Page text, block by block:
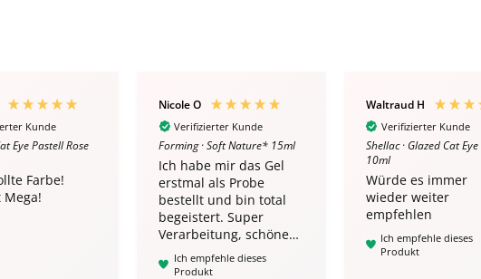
Kunde
Eye Pastell Rose
Farbe!
Nicole O
Verifizierter Kunde
Forming · Soft Nature* 15ml
Ich habe mir das Gel
erstmal als Probe
bestellt und bin total
begeistert. Super
Verarbeitung, schönes
soft Rose‘. Muss ich
unbedingt wieder
Ich empfehle dieses
Produkt
Waltraud H
Verifizierter Kunde
Shellac · Glazed Cat Eye
10ml
Würde es immer
wieder weiter
empfehlen
Ich empfehle dieses
Produkt